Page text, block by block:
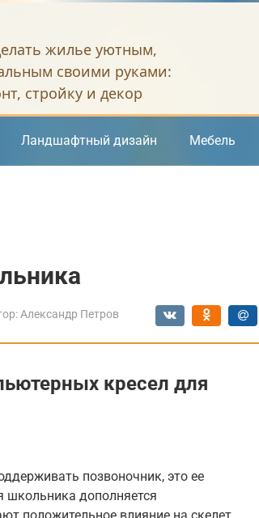
жилье уютным,
своими руками:
стройку и декор
Ландшафтный дизайн Мебель
Александр Петров
кресел для
позвоночник, это ее
школьника дополняется
положительное влияние на скелет.